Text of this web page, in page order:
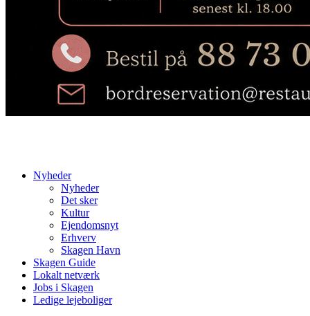
Nyheder
Nyheder
Det sker
Kultur
Ejendomsnyt
Erhverv
Skagen Havn
Skagen Guide
Lokalt netværk
Jobs i Skagen
Ledige lejeboliger